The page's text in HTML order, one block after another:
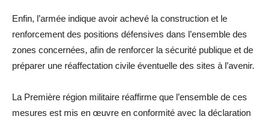
Enfin, l’armée indique avoir achevé la construction et le
renforcement des positions défensives dans l’ensemble des
zones concernées, afin de renforcer la sécurité publique et de
préparer une réaffectation civile éventuelle des sites à l’avenir.
La Première région militaire réaffirme que l’ensemble de ces
mesures est mis en œuvre en conformité avec la déclaration